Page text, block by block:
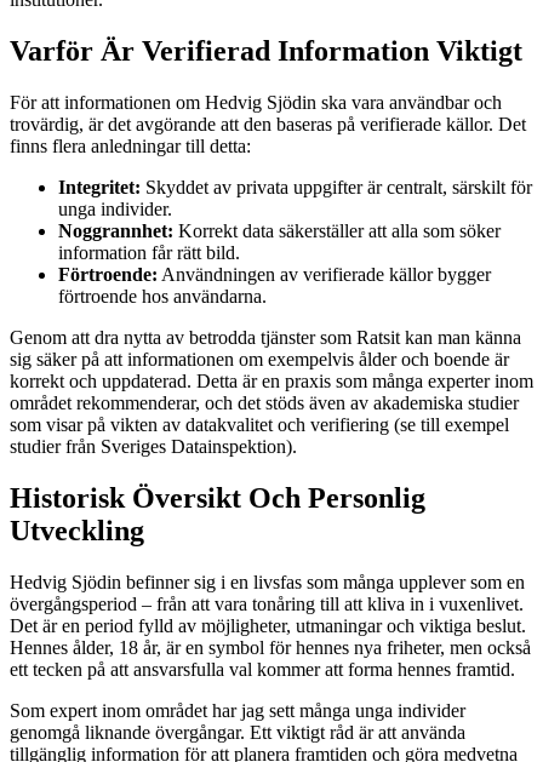
Varför Är Verifierad Information Viktigt
För att informationen om Hedvig Sjödin ska vara användbar och
trovärdig, är det avgörande att den baseras på verifierade källor. Det
finns flera anledningar till detta:
Integritet: Skyddet av privata uppgifter är centralt, särskilt för
unga individer.
Noggrannhet: Korrekt data säkerställer att alla som söker
information får rätt bild.
Förtroende: Användningen av verifierade källor bygger
förtroende hos användarna.
Genom att dra nytta av betrodda tjänster som Ratsit kan man känna
sig säker på att informationen om exempelvis ålder och boende är
korrekt och uppdaterad. Detta är en praxis som många experter inom
området rekommenderar, och det stöds även av akademiska studier
som visar på vikten av datakvalitet och verifiering (se till exempel
studier från Sveriges Datainspektion).
Historisk Översikt Och Personlig
Utveckling
Hedvig Sjödin befinner sig i en livsfas som många upplever som en
övergångsperiod – från att vara tonåring till att kliva in i vuxenlivet.
Det är en period fylld av möjligheter, utmaningar och viktiga beslut.
Hennes ålder, 18 år, är en symbol för hennes nya friheter, men också
ett tecken på att ansvarsfulla val kommer att forma hennes framtid.
Som expert inom området har jag sett många unga individer
genomgå liknande övergångar. Ett viktigt råd är att använda
tillgänglig information för att planera framtiden och göra medvetna